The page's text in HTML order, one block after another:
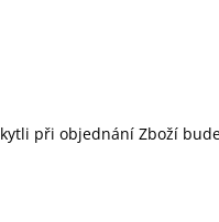
při objednání Zboží